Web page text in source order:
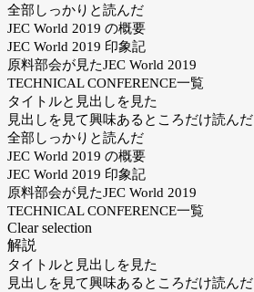
全部しっかりと読んだ
JEC World 2019 の概要
JEC World 2019 印象記
原料部会が見たJEC World 2019
TECHNICAL CONFERENCE一覧
タイトルと見出しを見た
見出しを見て興味あるところだけ読んだ
全部しっかりと読んだ
JEC World 2019 の概要
JEC World 2019 印象記
原料部会が見たJEC World 2019
TECHNICAL CONFERENCE一覧
Clear selection
解説
タイトルと見出しを見た
見出しを見て興味あるところだけ読んだ